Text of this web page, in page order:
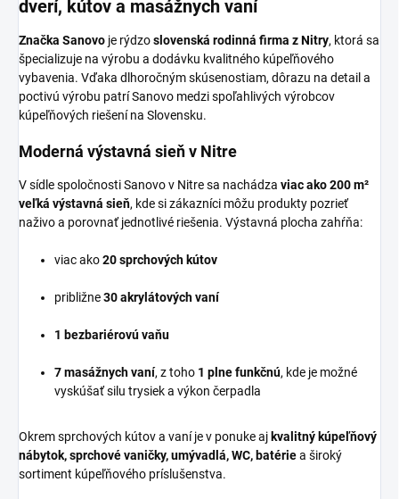
dverí, kútov a masážnych vaní
Značka Sanovo je rýdzoslovenská rodinná firma z Nitry, ktorá sa
špecializuje na výrobu a dodávku kvalitného kúpeľňového
vybavenia. Vďaka dlhoročným skúsenostiam, dôrazu na detail a
poctivú výrobu patrí Sanovo medzi spoľahlivých výrobcov
kúpeľňových riešení na Slovensku.
Moderná výstavná sieň v Nitre
V sídle spoločnosti Sanovo v Nitre sa nachádza viac ako 200 m²
veľká výstavná sieň, kde si zákazníci môžu produkty pozrieť
naživo a porovnať jednotlivé riešenia. Výstavná plocha zahŕňa:
viac ako20 sprchových kútov
približne30 akrylátových vaní
1 bezbariérovú vaňu
7 masážnych vaní, z toho 1 plne funkčnú, kde je možné
vyskúšať silu trysiek a výkon čerpadla
Okrem sprchových kútov a vaní je v ponuke ajkvalitný kúpeľňový
nábytok, sprchové vaničky, umývadlá, WC, batériea široký
sortiment kúpeľňového príslušenstva.